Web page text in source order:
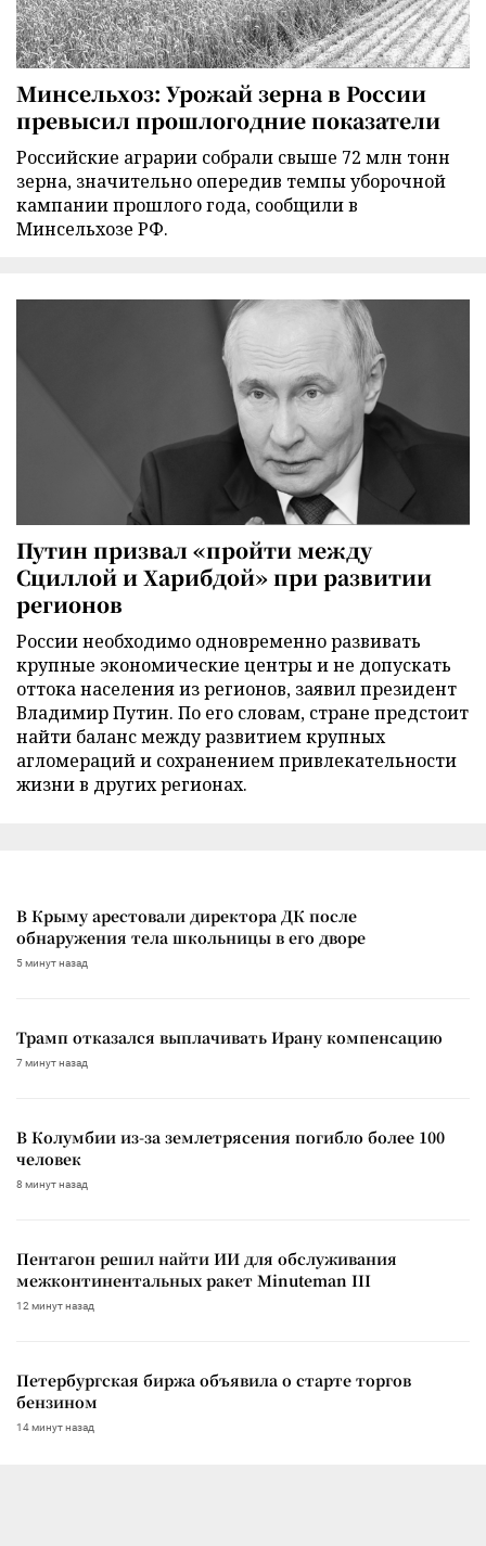
Минсельхоз: Урожай зерна в России
превысил прошлогодние показатели
Российские аграрии собрали свыше 72 млн тонн
зерна, значительно опередив темпы уборочной
кампании прошлого года, сообщили в
Минсельхозе РФ.
Путин призвал «пройти между
Сциллой и Харибдой» при развитии
регионов
России необходимо одновременно развивать
крупные экономические центры и не допускать
оттока населения из регионов, заявил президент
Владимир Путин. По его словам, стране предстоит
найти баланс между развитием крупных
агломераций и сохранением привлекательности
жизни в других регионах.
В Крыму арестовали директора ДК после
обнаружения тела школьницы в его дворе
5 минут назад
Трамп отказался выплачивать Ирану компенсацию
7 минут назад
В Колумбии из-за землетрясения погибло более 100
человек
8 минут назад
Пентагон решил найти ИИ для обслуживания
межконтинентальных ракет Minuteman III
12 минут назад
Петербургская биржа объявила о старте торгов
бензином
14 минут назад